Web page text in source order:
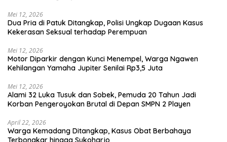
Mei 12, 2026
Dua Pria di Patuk Ditangkap, Polisi Ungkap Dugaan Kasus
Kekerasan Seksual terhadap Perempuan
Mei 12, 2026
Motor Diparkir dengan Kunci Menempel, Warga Ngawen
Kehilangan Yamaha Jupiter Senilai Rp3,5 Juta
Mei 12, 2026
Alami 32 Luka Tusuk dan Sobek, Pemuda 20 Tahun Jadi
Korban Pengeroyokan Brutal di Depan SMPN 2 Playen
April 22, 2026
Warga Kemadang Ditangkap, Kasus Obat Berbahaya
Terbongkar hingga Sukoharjo